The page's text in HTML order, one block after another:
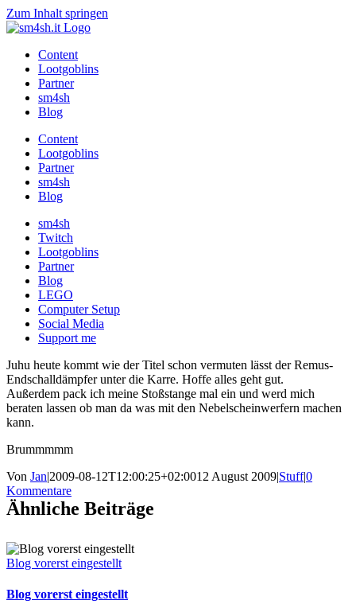
Zum Inhalt springen
Content
Lootgoblins
Partner
sm4sh
Blog
Content
Lootgoblins
Partner
sm4sh
Blog
sm4sh
Twitch
Lootgoblins
Partner
Blog
LEGO
Computer Setup
Social Media
Support me
Juhu heute kommt wie der Titel schon vermuten lässt der Remus-
Endschalldämpfer unter die Karre. Hoffe alles geht gut.
Außerdem pack ich meine Stoßstange mal ein und werd mich
beraten lassen ob man da was mit den Nebelscheinwerfern machen
kann.
Brummmmm
Von Jan|2009-08-12T12:00:25+02:0012 August 2009|Stuff|0
Kommentare
Ähnliche Beiträge
Blog vorerst eingestellt
Blog vorerst eingestellt